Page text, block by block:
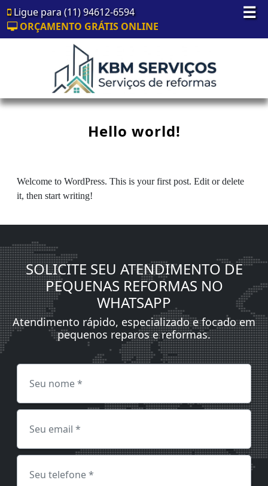
☰
Ligue para (11) 94612-6594
ORÇAMENTO GRÁTIS ONLINE
Hello world!
Welcome to WordPress. This is your first post. Edit or delete
it, then start writing!
SOLICITE SEU ATENDIMENTO DE
PEQUENAS REFORMAS NO
WHATSAPP
Atendimento rápido, especializado e focado em
pequenos reparos e reformas.